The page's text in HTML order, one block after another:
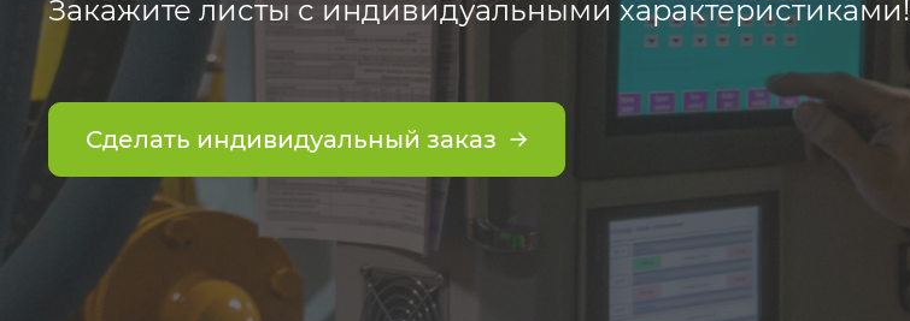
Закажите листы с индивидуальными характеристиками!
Сделать индивидуальный заказ